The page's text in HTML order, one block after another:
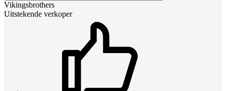
Vikingsbrothers
Uitstekende verkoper